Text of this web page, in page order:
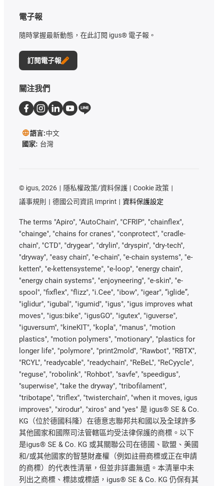
電子報
隨時掌握最新動態，在此訂閱 igus® 電子報。
訂閱電子報
關注我們
語言:中文
國家: 台灣
© igus, 2026 隱私權政策/資料保護
Cookie 政策
議事規則
德國公司資訊 Imprint 資料保護設定
The terms "Apiro", "AutoChain", "CFRIP", "chainflex",
"chainge", "chains for cranes", "conprotect", "cradle-
chain", "CTD", "drygear", "drylin", "dryspin", "dry-tech",
"dryway", "easy chain", "e-chain", "e-chain systems", "e-
ketten", "e-kettensysteme", "e-loop", "energy chain",
"energy chain systems", "enjoyneering", "e-skin", "e-
spool", "fixflex", "flizz", "i.Cee", "ibow", "igear", “iglide”,
"iglidur", "igubal", "igumid", "igus", "igus improves what
moves", "igus:bike", "igusGO", "igutex", "iguverse",
"iguversum", "kineKIT", "kopla", "manus", "motion
plastics", "motion polymers", "motionary", "plastics for
longer life", "polymore", "print2mold", "Rawbot", "RBTX",
"RCYL", "readycable", "readychain", "ReBeL", "ReCyycle",
"reguse", "robolink", "Rohbot", "savfe", "speedigus",
"superwise", "take the dryway", "tribofilament",
"tribotape", "triflex", "twisterchain", "when it moves, igus
improves", "xirodur", "xiros" and "yes" 是 igus® SE & Co.
KG（位於德國科隆）在德意志聯邦共和國以及全球許多
其他國家和國際司法管轄區均受法律保護的商標。以下
是igus® SE & Co. KG 或其關聯公司在德國、歐盟、美國
和/或其他國家的智慧財產權（例如註冊商標或正在申請
的商標）的代表性清單，但並非詳盡無遺。本清單中未
列出之商標、標誌或標語，igus® SE & Co. KG 仍保有其